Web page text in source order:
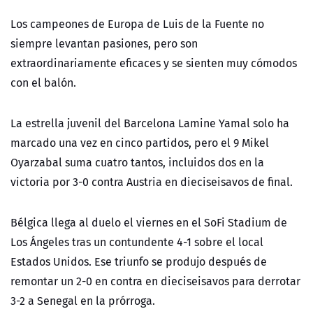
Los campeones de Europa de Luis de la Fuente no
siempre levantan pasiones, pero son
extraordinariamente eficaces y se sienten muy cómodos
con el balón.
La estrella juvenil del Barcelona Lamine Yamal solo ha
marcado una vez en cinco partidos, pero el 9 Mikel
Oyarzabal suma cuatro tantos, incluidos dos en la
victoria por 3-0 contra Austria en dieciseisavos de final.
Bélgica llega al duelo el viernes en el SoFi Stadium de
Los Ángeles tras un contundente 4-1 sobre el local
Estados Unidos. Ese triunfo se produjo después de
remontar un 2-0 en contra en dieciseisavos para derrotar
3-2 a Senegal en la prórroga.